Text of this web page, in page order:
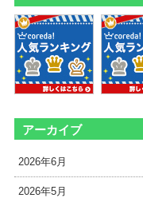
アーカイブ
2026年6月
2026年5月